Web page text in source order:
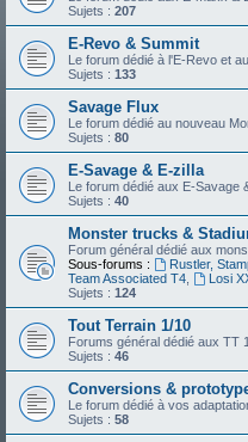
Sujets : 207
E-Revo & Summit
Le forum dédié à l'E-Revo et
Sujets : 133
Savage Flux
Le forum dédié au nouveau
Sujets : 80
E-Savage & E-zilla
Le forum dédié aux E-Savage
Sujets : 40
Monster trucks &
Forum général dédié aux
Sous-forums :
Rustler,
Team Associated T4
Losi
Sujets : 124
Tout Terrain 1/10
Forums général dédié aux TT
Sujets : 46
Conversions &
Le forum dédié à vos
Sujets : 58